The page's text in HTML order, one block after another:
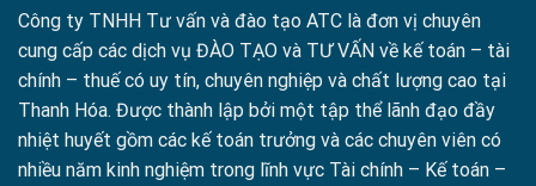
Công ty TNHH Tư vấn và đào tạo ATC là đơn vị chuyên
cung cấp các dịch vụ ĐÀO TẠO và TƯ VẤN về kế toán – tài
chính – thuế có uy tín, chuyên nghiệp và chất lượng cao tại
Thanh Hóa. Được thành lập bởi một tập thể lãnh đạo đầy
nhiệt huyết gồm các kế toán trưởng và các chuyên viên có
nhiều năm kinh nghiệm trong lĩnh vực Tài chính – Kế toán –